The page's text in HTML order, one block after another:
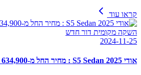
קראו עוד
השקה מקומית דור חדש
2024-11-25
אודי S5 Sedan 2025 : מחיר החל מ-634,900 ש"ח